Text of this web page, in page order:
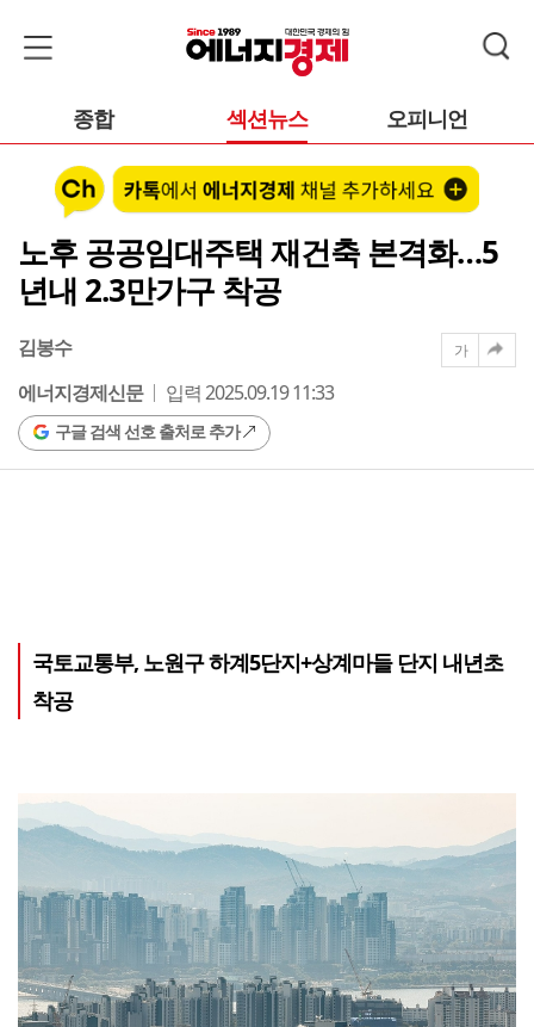
종합 섹션뉴스 오피니언
노후 공공임대주택 재건축 본격화…5
년내 2.3만가구 착공
김봉수
에너지경제신문
입력 2025.09.19 11:33
구글 검색 선호 출처로 추가
가
국토교통부, 노원구 하계5단지+상계마들 단지 내년초
착공